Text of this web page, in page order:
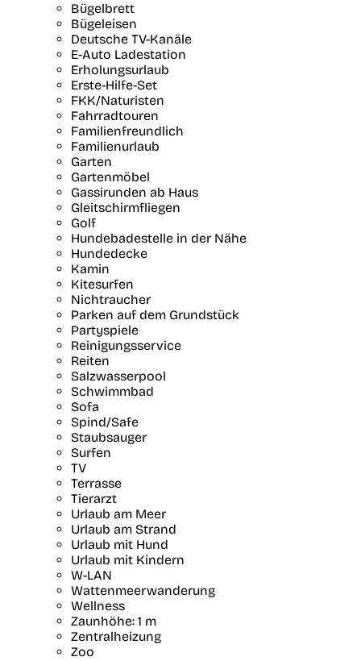
Bügelbrett
Bügeleisen
Deutsche TV-Kanäle
E-Auto Ladestation
Erholungsurlaub
Erste-Hilfe-Set
FKK/Naturisten
Fahrradtouren
Familienfreundlich
Familienurlaub
Garten
Gartenmöbel
Gassirunden ab Haus
Gleitschirmfliegen
Golf
Hundebadestelle in der Nähe
Hundedecke
Kamin
Kitesurfen
Nichtraucher
Parken auf dem Grundstück
Partyspiele
Reinigungsservice
Reiten
Salzwasserpool
Schwimmbad
Sofa
Spind/Safe
Staubsauger
Surfen
TV
Terrasse
Tierarzt
Urlaub am Meer
Urlaub am Strand
Urlaub mit Hund
Urlaub mit Kindern
W-LAN
Wattenmeerwanderung
Wellness
Zaunhöhe: 1 m
Zentralheizung
Zoo